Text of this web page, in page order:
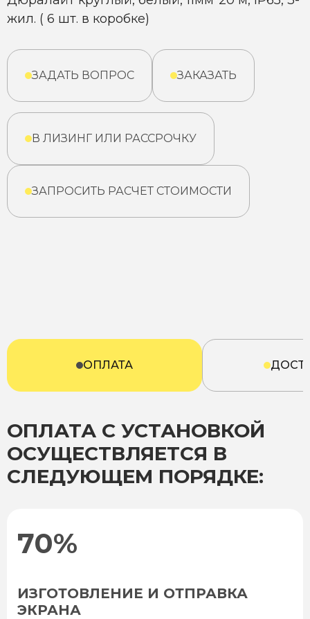
жил. ( 6 шт. в коробке)
ЗАДАТЬ ВОПРОС ЗАКАЗАТЬ
В ЛИЗИНГ ИЛИ РАССРОЧКУ
ЗАПРОСИТЬ РАСЧЕТ СТОИМОСТИ
ОПЛАТА
ОПЛАТА С УСТАНОВКОЙ
ОСУЩЕСТВЛЯЕТСЯ В
СЛЕДУЮЩЕМ ПОРЯДКЕ:
70%
ИЗГОТОВЛЕНИЕ И ОТПРАВКА
ЭКРАНА